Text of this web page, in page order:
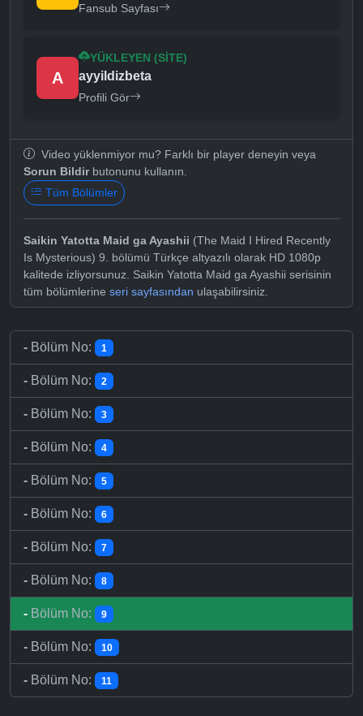
Fansub Sayfası
A
YÜKLEYEN (SITE)
ayyildizbeta
Profili Gör
Video yüklenmiyor mu? Farklı bir player deneyin veya
Sorun Bildirbutonunu kullanın.
Tüm Bölümler
Saikin Yatotta Maid ga Ayashii (The Maid I Hired Recently
Is Mysterious) 9. bölümü Türkçe altyazılı olarak HD 1080p
kalitede izliyorsunuz. Saikin Yatotta Maid ga Ayashii serisinin
tüm bölümlerine seri sayfasından ulaşabilirsiniz.
- Bölüm No: 1
- Bölüm No: 2
- Bölüm No: 3
- Bölüm No: 4
- Bölüm No: 5
- Bölüm No: 6
- Bölüm No: 7
- Bölüm No: 8
- Bölüm No: 9
- Bölüm No: 10
- Bölüm No: 11